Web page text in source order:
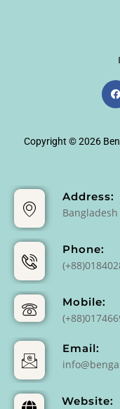
Copyright © 2026
Address:
Bangladesh
Phone:
Mobile:
Email:
Website: